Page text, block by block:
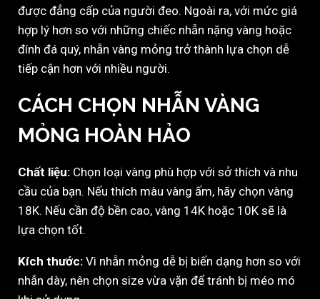
được đẳng cấp của người đeo. Ngoài ra, với mức giá
hợp lý hơn so với những chiếc nhẫn nặng vàng hoặc
đính đá quý, nhẫn vàng mỏng trở thành lựa chọn dễ
tiếp cận hơn với nhiều người.
CÁCH CHỌN NHẪN VÀNG
MỎNG HOÀN HẢO
Chất liệu: Chọn loại vàng phù hợp với sở thích và nhu
cầu của bạn. Nếu thích màu vàng ấm, hãy chọn vàng
18K. Nếu cần độ bền cao, vàng 14K hoặc 10K sẽ là
lựa chọn tốt.
Kích thước: Vì nhẫn mỏng dễ bị biến dạng hơn so với
nhẫn dày, nên chọn size vừa vặn để tránh bị méo mó